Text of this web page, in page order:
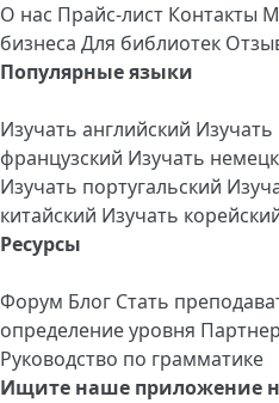
О нас Прайс-лист Контакты
бизнеса Для библиотек
Популярные языки
Изучать английский Изучать
французский Изучать
Изучать португальский
китайский Изучать
Ресурсы
Форум Блог Стать
определение уровня
Руководство по грамматике
Ищите наше приложение